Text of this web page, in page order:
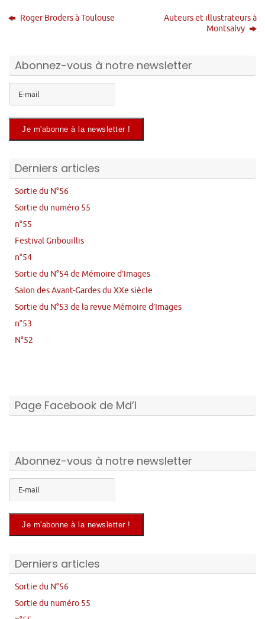
Roger Broders à Toulouse
Auteurs et illustrateurs à
Montsalvy
Abonnez-vous à notre newsletter
Derniers articles
Sortie du N°56
Sortie du numéro 55
n°55
Festival Gribouillis
n°54
Sortie du N°54 de Mémoire d’Images
Salon des Avant-Gardes du XXe siècle
Sortie du N°53 de la revue Mémoire d’Images
n°53
N°52
Page Facebook de Md’I
Abonnez-vous à notre newsletter
Derniers articles
Sortie du N°56
Sortie du numéro 55